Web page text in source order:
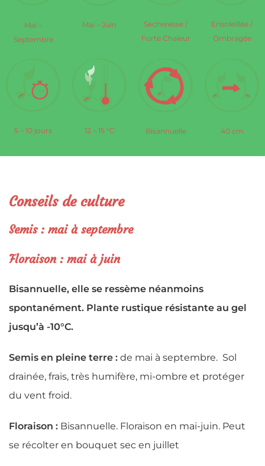
Mai –
Septembre
Mai – Juin
Sécheresse /
Forte Chaleur
Ensoleillée /
Ombragée
5 – 10 jours 12 – 15 °C Bisannuelle 40 cm
Conseils de culture
Semis : mai à septembre
Floraison : mai à juin
Bisannuelle, elle se ressème néanmoins
spontanément. Plante rustique résistante au gel
jusqu’à -10°C.
Semis en pleine terre : de mai à septembre. Sol
drainée, frais, très humifère, mi-ombre et protéger
du vent froid.
Floraison : Bisannuelle. Floraison en mai-juin. Peut
se récolter en bouquet sec en juillet